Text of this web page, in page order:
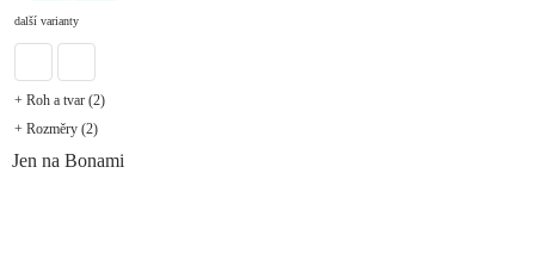
další varianty
+ Roh a tvar (2)
+ Rozměry (2)
Jen na Bonami